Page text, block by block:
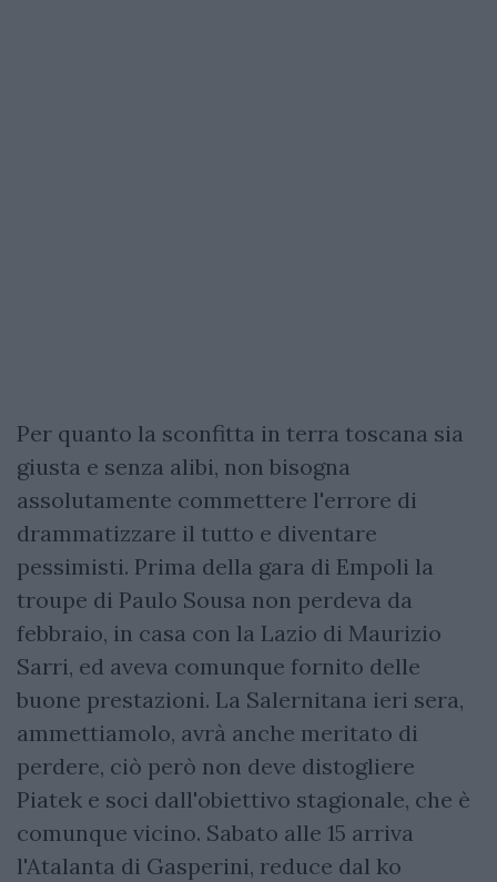
Per quanto la sconfitta in terra toscana sia
giusta e senza alibi, non bisogna
assolutamente commettere l'errore di
drammatizzare il tutto e diventare
pessimisti. Prima della gara di Empoli la
troupe di Paulo Sousa non perdeva da
febbraio, in casa con la Lazio di Maurizio
Sarri, ed aveva comunque fornito delle
buone prestazioni. La Salernitana ieri sera,
ammettiamolo, avrà anche meritato di
perdere, ciò però non deve distogliere
Piatek e soci dall'obiettivo stagionale, che è
comunque vicino. Sabato alle 15 arriva
l'Atalanta di Gasperini, reduce dal ko